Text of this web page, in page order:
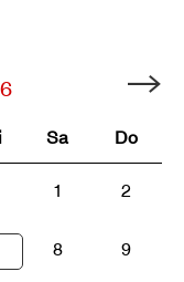
Sa Do
1 2
8 9